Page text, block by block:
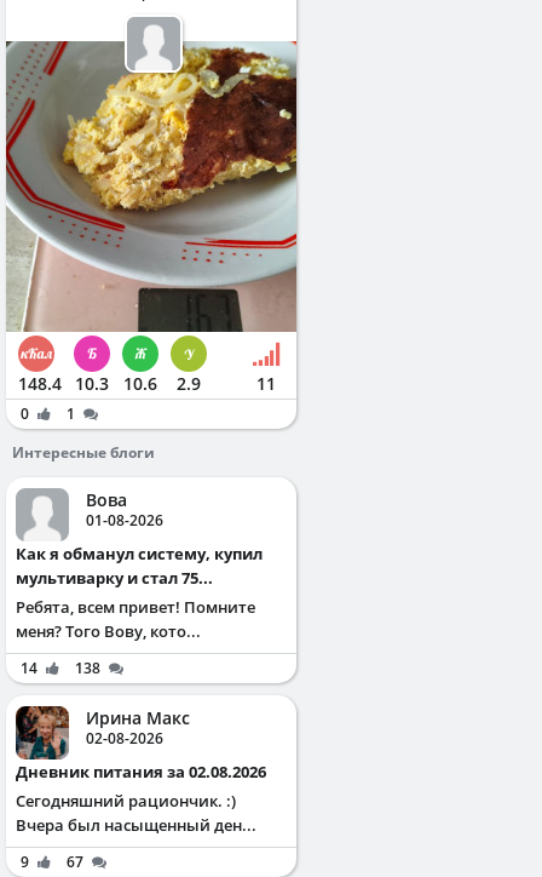
148.4 10.3 10.6 2.9 11
0
1
Интересные блоги
Вова
01-08-2026
Как я обманул систему, купил
мультиварку и стал 75...
Ребята, всем привет! Помните
меня? Того Вову, кото...
14 138
Ирина Макс
02-08-2026
Дневник питания за 02.08.2026
Сегодняшний рациончик. :)
Вчера был насыщенный ден...
9 67